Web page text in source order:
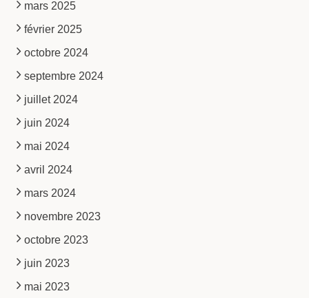
mars 2025
février 2025
octobre 2024
septembre 2024
juillet 2024
juin 2024
mai 2024
avril 2024
mars 2024
novembre 2023
octobre 2023
juin 2023
mai 2023